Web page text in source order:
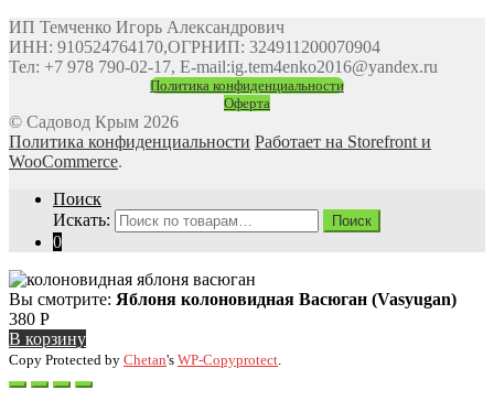
ИП Темченко Игорь Александрович
ИНН: 910524764170,ОГРНИП: 324911200070904
Тел: +7 978 790-02-17, E-mail:ig.tem4enko2016@yandex.ru
Политика конфиденциальности
Оферта
© Садовод Крым 2026
Политика конфиденциальности Работает на Storefront и
WooCommerce.
Поиск
Искать:
Поиск
0
Вы смотрите: Яблоня колоновидная Васюган (Vasyugan)
380 Р
В корзину
Copy Protected by Chetan's WP-Copyprotect